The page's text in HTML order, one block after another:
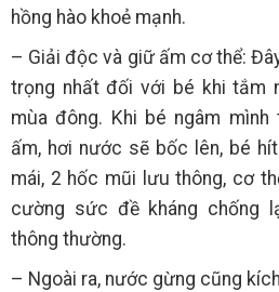
hồng hào khoẻ mạnh.
– Giải độc và giữ ấm cơ thể:
trọng nhất đối với bé khi tắm
mùa đông. Khi bé ngâm
ấm, hơi nước sẽ bốc lên, bé
mái, 2 hốc mũi lưu thông, cơ
cường sức đề kháng chống
thông thường.
– Ngoài ra, nước gừng cũng